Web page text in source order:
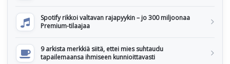
Spotify rikkoi valtavan rajapyykin – jo 300 miljoonaa
Premium-tilaajaa
9 arkista merkkiä siitä, ettei mies suhtaudu
tapailemaansa ihmiseen kunnioittavasti